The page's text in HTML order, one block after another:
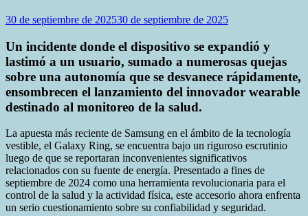
30 de septiembre de 202530 de septiembre de 2025
Un incidente donde el dispositivo se expandió y
lastimó a un usuario, sumado a numerosas quejas
sobre una autonomía que se desvanece rápidamente,
ensombrecen el lanzamiento del innovador wearable
destinado al monitoreo de la salud.
La apuesta más reciente de Samsung en el ámbito de la tecnología
vestible, el Galaxy Ring, se encuentra bajo un riguroso escrutinio
luego de que se reportaran inconvenientes significativos
relacionados con su fuente de energía. Presentado a fines de
septiembre de 2024 como una herramienta revolucionaria para el
control de la salud y la actividad física, este accesorio ahora enfrenta
un serio cuestionamiento sobre su confiabilidad y seguridad.